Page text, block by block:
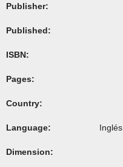
Publisher:
Published:
ISBN:
Pages:
Country:
Language: Inglés
Dimension: